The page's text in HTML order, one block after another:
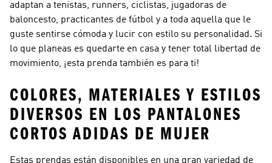
adaptan a tenistas, runners, ciclistas, jugadoras de
baloncesto, practicantes de fútbol y a toda aquella que le
guste sentirse cómoda y lucir con estilo su personalidad. Si
lo que planeas es quedarte en casa y tener total libertad de
movimiento, ¡esta prenda también es para ti!
COLORES, MATERIALES Y ESTILOS
DIVERSOS EN LOS PANTALONES
CORTOS ADIDAS DE MUJER
Estas prendas están disponibles en una gran variedad de